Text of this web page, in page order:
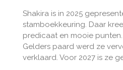
Shakira is in 2025
stamboekkeuring. Daar
predicaat en mooie
Gelders paard werd ze
verklaard. Voor 2027 is ze